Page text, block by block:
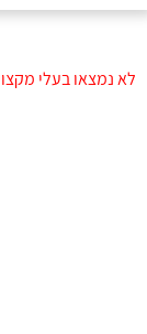
לא נמצאו בעלי